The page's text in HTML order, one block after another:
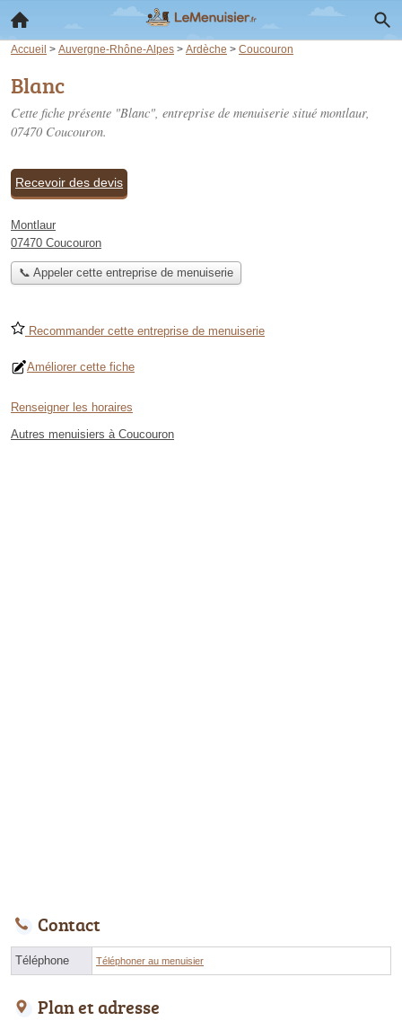
Accueil > Auvergne-Rhône-Alpes > Ardèche > Coucouron
Blanc
Cette fiche présente "Blanc", entreprise de menuiserie situé montlaur,
07470 Coucouron.
Recevoir des devis
Montlaur
07470 Coucouron
📞 Appeler cette entreprise de menuiserie
Recommander cette entreprise de menuiserie
Améliorer cette fiche
Renseigner les horaires
Autres menuisiers à Coucouron
Contact
Téléphone Téléphoner au menuisier
Plan et adresse